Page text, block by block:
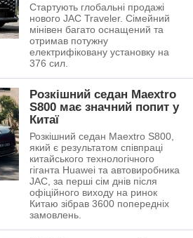
Стартують глобальні продажі
нового JAC Traveler. Сімейний
мінівен багато оснащений та
отримав потужну
електрифіковану установку на
376 сил.
Розкішний седан Maextro
S800 має значний попит у
Китаї
Розкішний седан Maextro S800,
який є результатом співпраці
китайського технологічного
гіганта Huawei та автовиробника
JAC, за перші сім днів після
офіційного виходу на ринок
Китаю зібрав 3600 попередніх
замовлень.